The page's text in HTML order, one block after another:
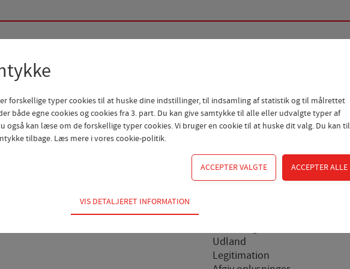
Forening Erhverv
Drift og anlægsfinansiering
Realkredit
Dataløn
Udland
Legitimation
forskellige typer cookies til at huske dine indstillinger, til indsamling af statistik og til målrettet
både egne cookies og cookies fra 3. part. Du kan give samtykke til alle eller udvalgte typer af
også kan læse om de forskellige typer cookies. Vi bruger en cookie til at huske dit valg. Du kan til
tilbage. Læs mere ivores cookie-politik.
for hjemmesidens grundlæggende funktioner som fx navigation, adgangskontrol samt
VIS DETALJERET INFORMATION